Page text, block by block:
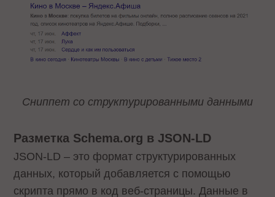
Сниппет со структурированными данными
Разметка Schema.org в JSON-LD
JSON-LD – это формат структурированных
данных, который добавляется с помощью
скрипта прямо в код веб-страницы. Данные в